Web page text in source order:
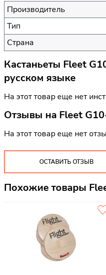
Производитель
Тип
Страна
Кастаньеты Fleet
русском языке
На этот товар еще нет
Отзывы на Fleet
На этот товар еще нет
ОСТАВИТЬ ОТЗЫВ
Похожие товары